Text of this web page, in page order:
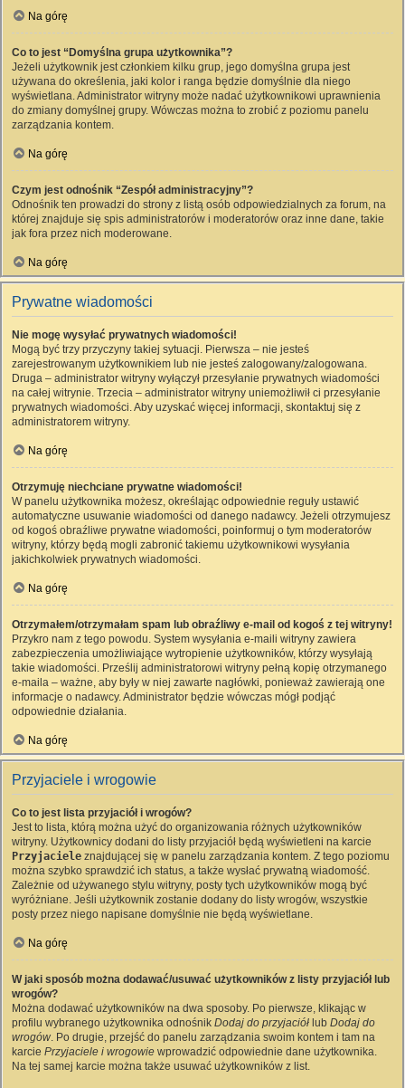
Na górę
Co to jest “Domyślna grupa użytkownika”?
Jeżeli użytkownik jest członkiem kilku grup, jego domyślna grupa jest
używana do określenia, jaki kolor i ranga będzie domyślnie dla niego
wyświetlana. Administrator witryny może nadać użytkownikowi uprawnienia
do zmiany domyślnej grupy. Wówczas można to zrobić z poziomu panelu
zarządzania kontem.
Na górę
Czym jest odnośnik “Zespół administracyjny”?
Odnośnik ten prowadzi do strony z listą osób odpowiedzialnych za forum, na
której znajduje się spis administratorów i moderatorów oraz inne dane, takie
jak fora przez nich moderowane.
Na górę
Prywatne wiadomości
Nie mogę wysyłać prywatnych wiadomości!
Mogą być trzy przyczyny takiej sytuacji. Pierwsza – nie jesteś
zarejestrowanym użytkownikiem lub nie jesteś zalogowany/zalogowana.
Druga – administrator witryny wyłączył przesyłanie prywatnych wiadomości
na całej witrynie. Trzecia – administrator witryny uniemożliwił ci przesyłanie
prywatnych wiadomości. Aby uzyskać więcej informacji, skontaktuj się z
administratorem witryny.
Na górę
Otrzymuję niechciane prywatne wiadomości!
W panelu użytkownika możesz, określając odpowiednie reguły ustawić
automatyczne usuwanie wiadomości od danego nadawcy. Jeżeli otrzymujesz
od kogoś obraźliwe prywatne wiadomości, poinformuj o tym moderatorów
witryny, którzy będą mogli zabronić takiemu użytkownikowi wysyłania
jakichkolwiek prywatnych wiadomości.
Na górę
Otrzymałem/otrzymałam spam lub obraźliwy e-mail od kogoś z tej witryny!
Przykro nam z tego powodu. System wysyłania e-maili witryny zawiera
zabezpieczenia umożliwiające wytropienie użytkowników, którzy wysyłają
takie wiadomości. Prześlij administratorowi witryny pełną kopię otrzymanego
e-maila – ważne, aby były w niej zawarte nagłówki, ponieważ zawierają one
informacje o nadawcy. Administrator będzie wówczas mógł podjąć
odpowiednie działania.
Na górę
Przyjaciele i wrogowie
Co to jest lista przyjaciół i wrogów?
Jest to lista, którą można użyć do organizowania różnych użytkowników
witryny. Użytkownicy dodani do listy przyjaciół będą wyświetleni na karcie
Przyjaciele znajdującej się w panelu zarządzania kontem. Z tego poziomu
można szybko sprawdzić ich status, a także wysłać prywatną wiadomość.
Zależnie od używanego stylu witryny, posty tych użytkowników mogą być
wyróżniane. Jeśli użytkownik zostanie dodany do listy wrogów, wszystkie
posty przez niego napisane domyślnie nie będą wyświetlane.
Na górę
W jaki sposób można dodawać/usuwać użytkowników z listy przyjaciół lub
wrogów?
Można dodawać użytkowników na dwa sposoby. Po pierwsze, klikając w
profilu wybranego użytkownika odnośnik Dodaj do przyjaciół lub Dodaj do
wrogów. Po drugie, przejść do panelu zarządzania swoim kontem i tam na
karcie Przyjaciele i wrogowie wprowadzić odpowiednie dane użytkownika.
Na tej samej karcie można także usuwać użytkowników z list.